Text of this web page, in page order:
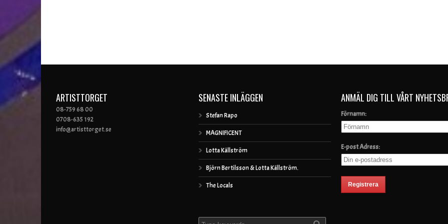
ARTISTTORGET
08-759 68 00
0708-635 192
info@artisttorget.se
SENASTE INLÄGGEN
Stefan Rapo
MAGNIFICENT
Lotta Källström
Björn Bertilsson & Lotta Källström.
The Locals
ANMÄL DIG TILL VÅRT
Förnamn:
E-post Adress: